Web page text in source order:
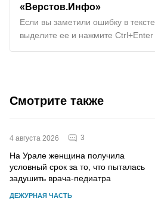
«Верстов.Инфо»
Если вы заметили ошибку в тексте,
выделите ее и нажмите Ctrl+Enter
Смотрите также
4 августа 2026 3
На Урале женщина получила
условный срок за то, что пыталась
задушить врача-педиатра
ДЕЖУРНАЯ ЧАСТЬ